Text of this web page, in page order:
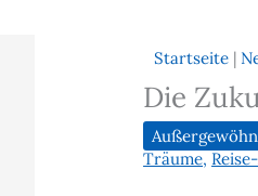
Startseite |
Die
Träume,